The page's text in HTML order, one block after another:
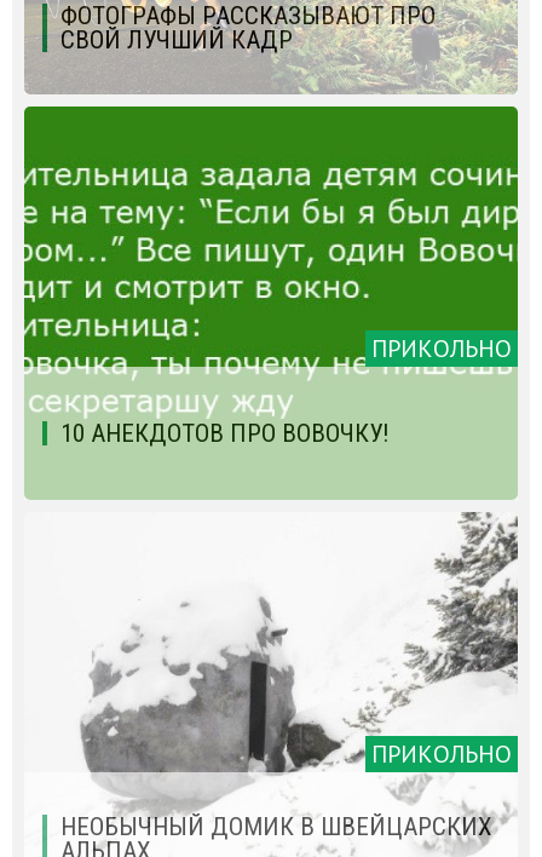
ФОТОГРАФЫ РАССКАЗЫВАЮТ ПРО
СВОЙ ЛУЧШИЙ КАДР
ПРИКОЛЬНО
10 АНЕКДОТОВ ПРО ВОВОЧКУ!
ПРИКОЛЬНО
НЕОБЫЧНЫЙ ДОМИК В ШВЕЙЦАРСКИХ
АЛЬПАХ